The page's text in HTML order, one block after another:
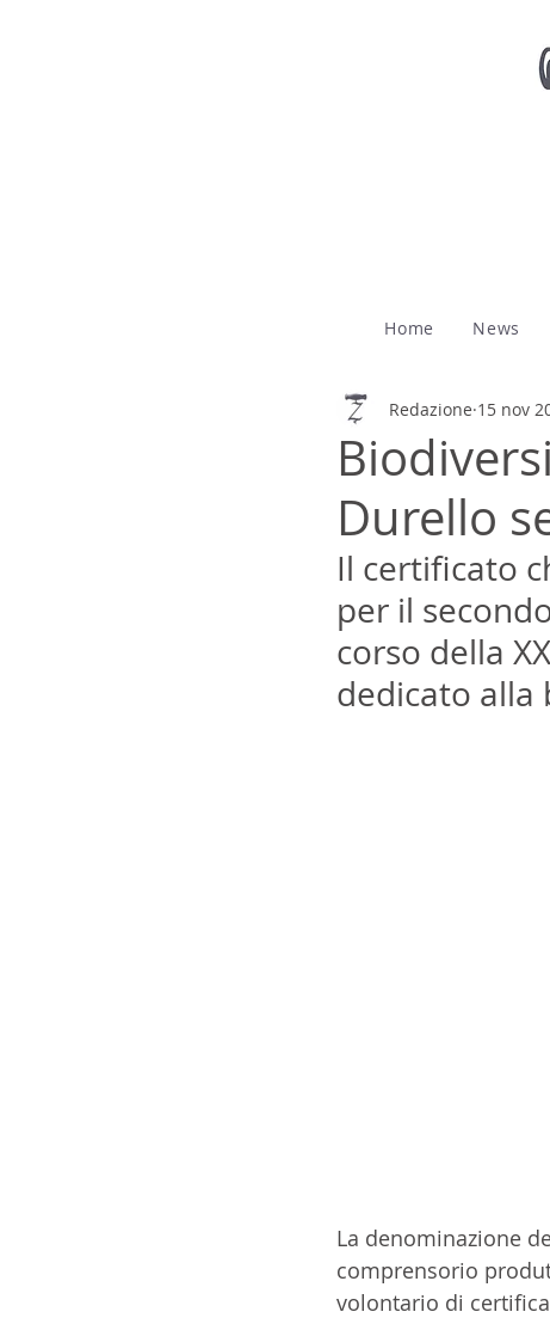
Home News
Durello
Redazione 15 nov
Il certificato
per il
corso della
dedicato alla
La denominazione
comprensorio
volontario di